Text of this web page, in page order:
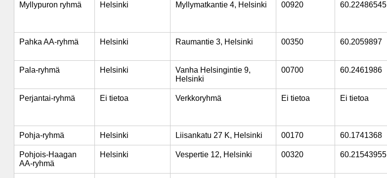
Myllypuron ryhmä Helsinki Myllymatkantie 4, Helsinki 00920 60.22486545
Pahka AA-ryhmä Helsinki Raumantie 3, Helsinki 00350 60.2059897
Pala-ryhmä Helsinki
Vanha Helsingintie 9,
Helsinki
00700 60.2461986
Perjantai-ryhmä Ei tietoa Verkkoryhmä Ei tietoa Ei tietoa
Pohja-ryhmä Helsinki Liisankatu 27 K, Helsinki 00170 60.1741368
Pohjois-Haagan
AA-ryhmä
Helsinki Vespertie 12, Helsinki 00320 60.21543955